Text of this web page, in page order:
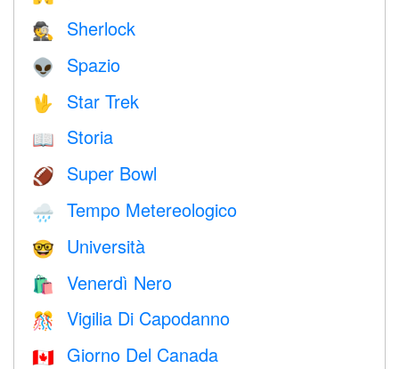
🕵️ Sherlock
👽 Spazio
🖖 Star Trek
📖 Storia
🏈 Super Bowl
🌧 Tempo Metereologico
🤓 Università
🛍 Venerdì Nero
🎊 Vigilia Di Capodanno
🇨🇦 Giorno Del Canada